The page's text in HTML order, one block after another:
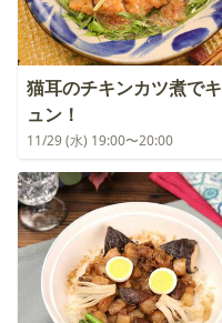
猫耳のチキンカツ煮でキ
ュン！
11/29 (水) 19:00〜20:00